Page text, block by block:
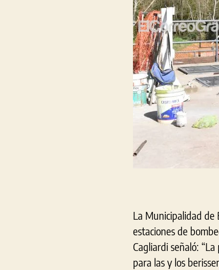
La Municipalidad de
estaciones de
Cagliardi señaló:
para las y los